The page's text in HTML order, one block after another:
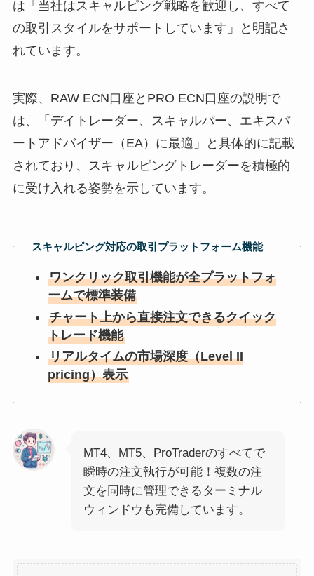
は「当社はスキャルピング戦略を歓迎し、すべて
の取引スタイルをサポートしています」と明記さ
れています。
実際、RAW ECN口座とPRO ECN口座の説明で
は、「デイトレーダー、スキャルパー、エキスパ
ートアドバイザー（EA）に最適」と具体的に記載
されており、スキャルピングトレーダーを積極的
に受け入れる姿勢を示しています。
スキャルピング対応の取引プラットフォーム機能
ワンクリック取引機能が全プラットフォ
ームで標準装備
チャート上から直接注文できるクイック
トレード機能
リアルタイムの市場深度（Level II
pricing）表示
MT4、MT5、ProTraderのすべてで
瞬時の注文執行が可能！複数の注
文を同時に管理できるターミナル
ウィンドウも完備しています。